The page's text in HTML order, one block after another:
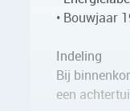
• Bouwjaar
Indeling
Bij
een